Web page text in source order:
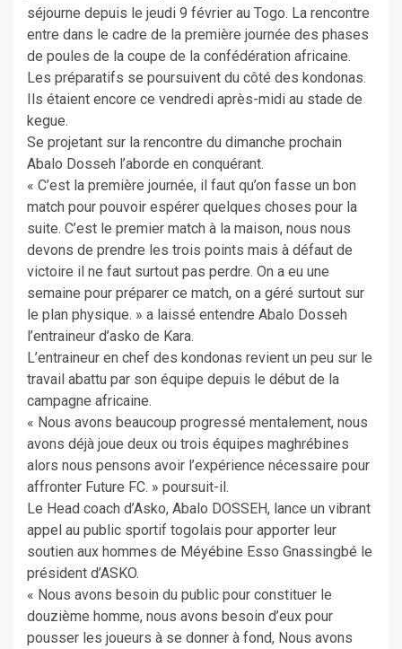
séjourne depuis le jeudi 9 février au Togo. La rencontre
entre dans le cadre de la première journée des phases
de poules de la coupe de la confédération africaine.
Les préparatifs se poursuivent du côté des kondonas.
Ils étaient encore ce vendredi après-midi au stade de
kegue.
Se projetant sur la rencontre du dimanche prochain
Abalo Dosseh l’aborde en conquérant.
« C’est la première journée, il faut qu’on fasse un bon
match pour pouvoir espérer quelques choses pour la
suite. C’est le premier match à la maison, nous nous
devons de prendre les trois points mais à défaut de
victoire il ne faut surtout pas perdre. On a eu une
semaine pour préparer ce match, on a géré surtout sur
le plan physique. » a laissé entendre Abalo Dosseh
l’entraineur d’asko de Kara.
L’entraineur en chef des kondonas revient un peu sur le
travail abattu par son équipe depuis le début de la
campagne africaine.
« Nous avons beaucoup progressé mentalement, nous
avons déjà joue deux ou trois équipes maghrébines
alors nous pensons avoir l’expérience nécessaire pour
affronter Future FC. » poursuit-il.
Le Head coach d’Asko, Abalo DOSSEH, lance un vibrant
appel au public sportif togolais pour apporter leur
soutien aux hommes de Méyébine Esso Gnassingbé le
président d’ASKO.
« Nous avons besoin du public pour constituer le
douzième homme, nous avons besoin d’eux pour
pousser les joueurs à se donner à fond, Nous avons